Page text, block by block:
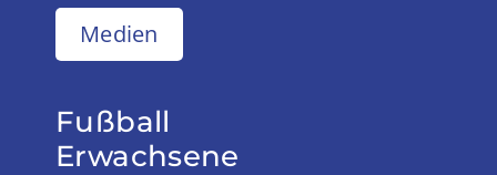
Medien
Fußball
Erwachsene